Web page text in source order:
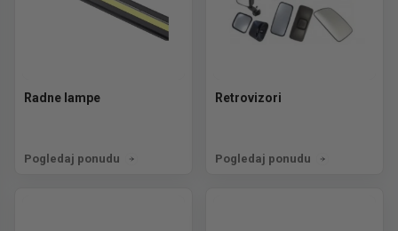
Radne lampe
Pogledaj ponudu
Retrovizori
Pogledaj ponudu